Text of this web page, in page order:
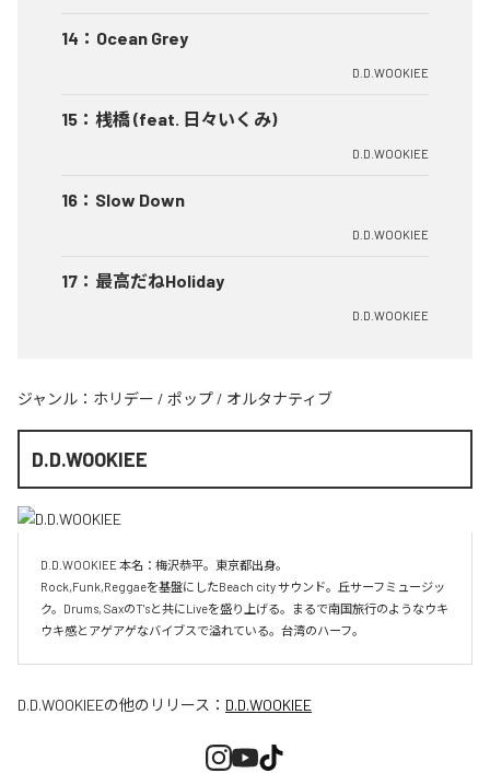
14 ： Ocean Grey
D.D.WOOKIEE
15 ： 桟橋 (feat. 日々いくみ)
D.D.WOOKIEE
16 ： Slow Down
D.D.WOOKIEE
17 ： 最高だねHoliday
D.D.WOOKIEE
ジャンル： ホリデー / ポップ / オルタナティブ
D.D.WOOKIEE
D.D.WOOKIEE 本名：梅沢恭平。東京都出身。
Rock,Funk,Reggaeを基盤にしたBeach city サウンド。丘サーフミュージッ
ク。Drums, SaxのT'sと共にLiveを盛り上げる。まるで南国旅行のようなウキ
ウキ感とアゲアゲなバイブスで溢れている。台湾のハーフ。
D.D.WOOKIEEの他のリリース： D.D.WOOKIEE